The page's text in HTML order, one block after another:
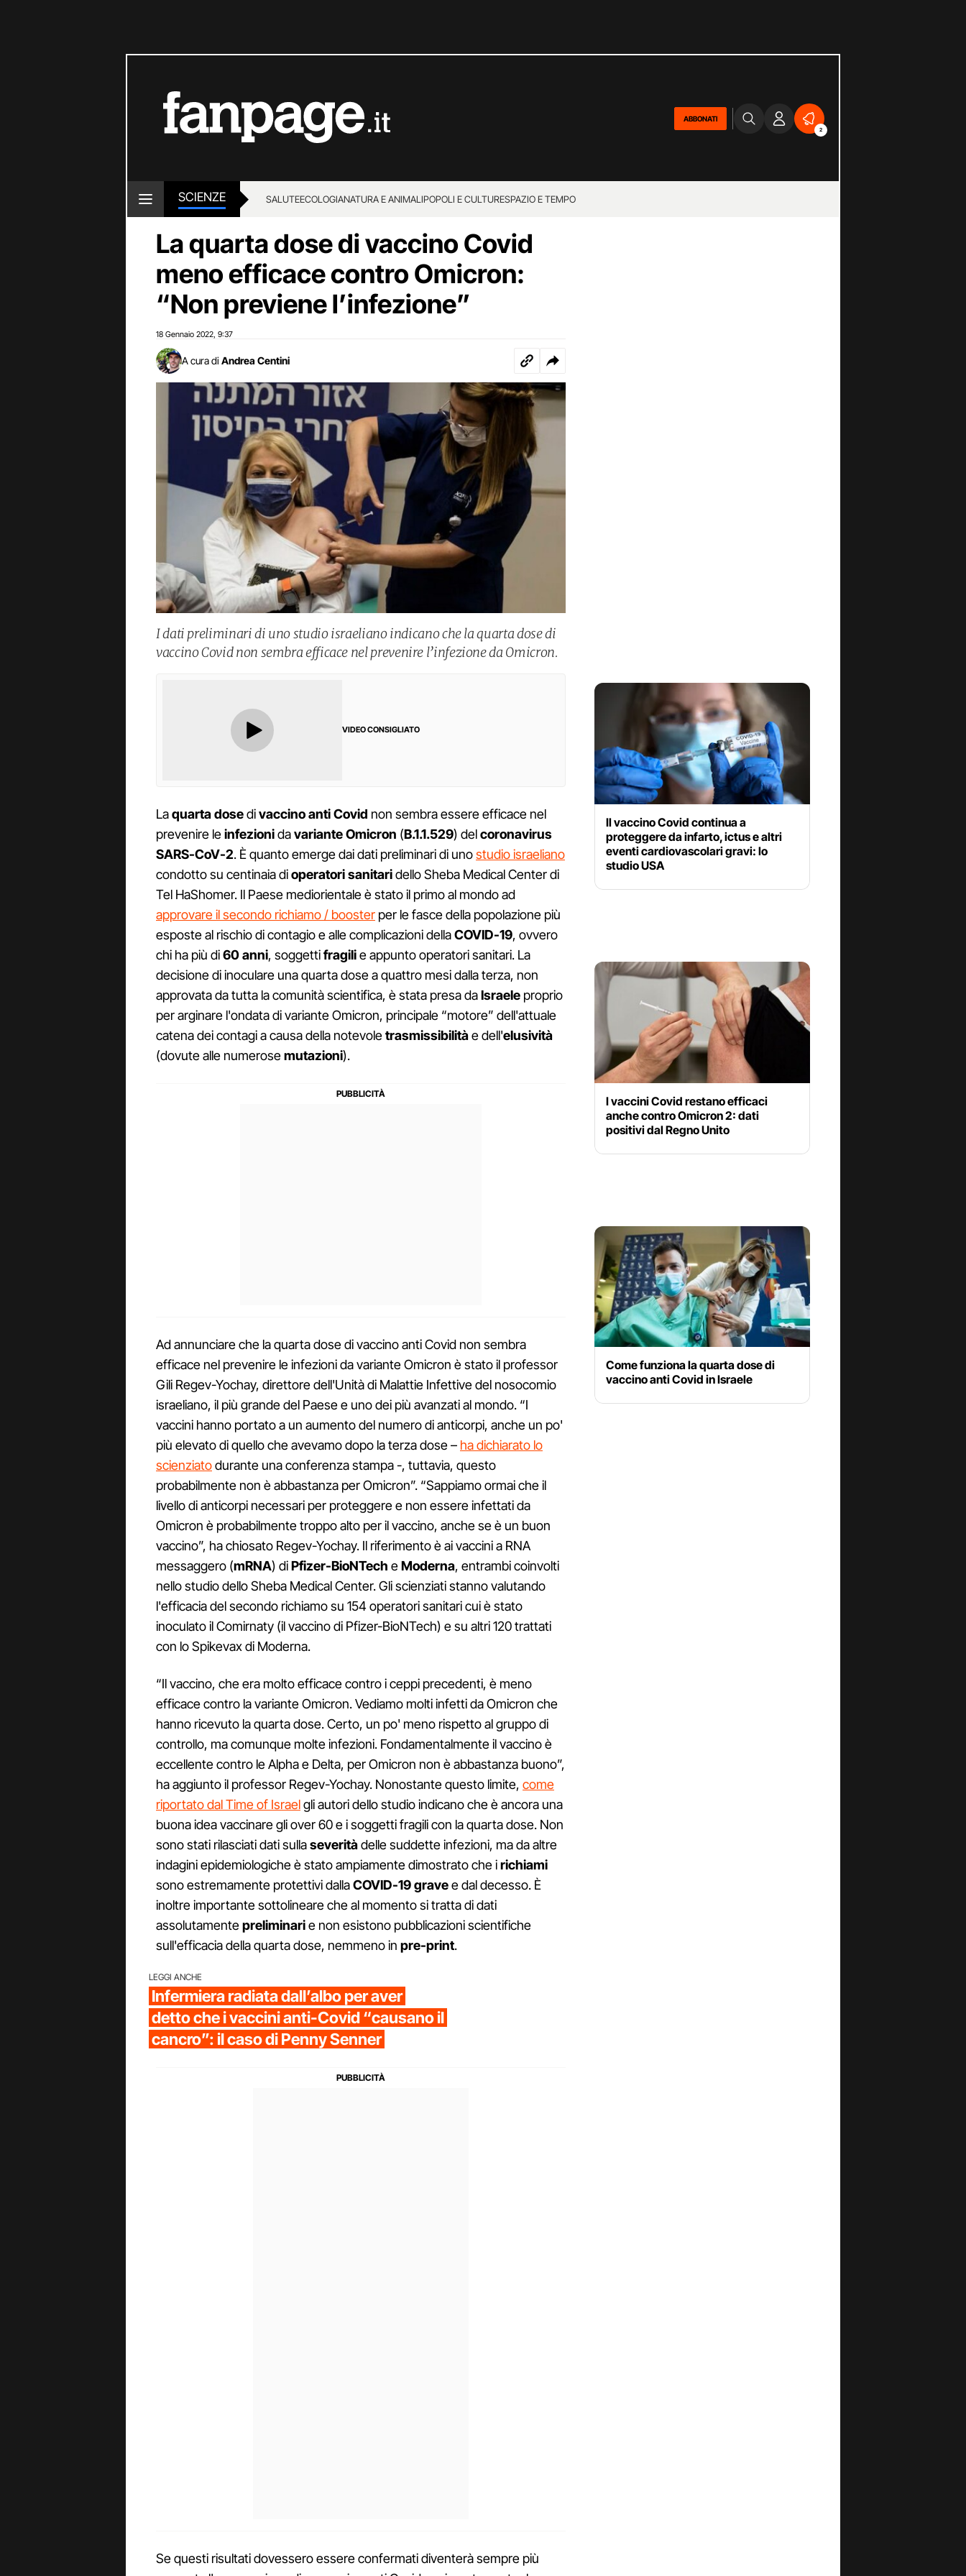
ABBONATI
2
SCIENZE SALUTEECOLOGIANATURA E ANIMALIPOPOLI E CULTURESPAZIO E TEMPO
La quarta dose di vaccino Covid
meno efficace contro Omicron:
“Non previene l’infezione”
18 Gennaio 2022 9:37
A cura di Andrea Centini
I dati preliminari di uno studio israeliano indicano che la quarta dose di
vaccino Covid non sembra efficace nel prevenire l’infezione da Omicron.
VIDEO CONSIGLIATO
Laquarta dosedivaccino anti Covid non sembra essere efficace nel
prevenire leinfezionidavariante Omicron (B.1.1.529) delcoronavirus
SARS-CoV-2. È quanto emerge dai dati preliminari di unostudio israeliano
condotto su centinaia dioperatori sanitaridello Sheba Medical Center di
Tel HaShomer. Il Paese mediorientale è stato il primo al mondo ad
approvare il secondo richiamo / booster per le fasce della popolazione più
esposte al rischio di contagio e alle complicazioni dellaCOVID-19, ovvero
chi ha più di60 anni, soggettifragilie appunto operatori sanitari. La
decisione di inoculare una quarta dose a quattro mesi dalla terza, non
approvata da tutta la comunità scientifica, è stata presa daIsraele proprio
per arginare l'ondata di variante Omicron, principale “motore” dell'attuale
catena dei contagi a causa della notevoletrasmissibilitàe dell'elusività
(dovute alle numerosemutazioni).
Ad annunciare che la quarta dose di vaccino anti Covid non sembra
efficace nel prevenire le infezioni da variante Omicron è stato il professor
Gili Regev-Yochay, direttore dell'Unità di Malattie Infettive del nosocomio
israeliano, il più grande del Paese e uno dei più avanzati al mondo. “I
vaccini hanno portato a un aumento del numero di anticorpi, anche un po'
più elevato di quello che avevamo dopo la terza dose – ha dichiarato lo
scienziatodurante una conferenza stampa -, tuttavia, questo
probabilmente non è abbastanza per Omicron”. “Sappiamo ormai che il
livello di anticorpi necessari per proteggere e non essere infettati da
Omicron è probabilmente troppo alto per il vaccino, anche se è un buon
vaccino”, ha chiosato Regev-Yochay. Il riferimento è ai vaccini a RNA
messaggero (mRNA) diPfizer-BioNTech eModerna, entrambi coinvolti
nello studio dello Sheba Medical Center. Gli scienziati stanno valutando
l'efficacia del secondo richiamo su 154 operatori sanitari cui è stato
inoculato il Comirnaty (il vaccino di Pfizer-BioNTech) e su altri 120 trattati
con lo Spikevax di Moderna.
“Il vaccino, che era molto efficace contro i ceppi precedenti, è meno
efficace contro la variante Omicron. Vediamo molti infetti da Omicron che
hanno ricevuto la quarta dose. Certo, un po' meno rispetto al gruppo di
controllo, ma comunque molte infezioni. Fondamentalmente il vaccino è
eccellente contro le Alpha e Delta, per Omicron non è abbastanza buono”,
ha aggiunto il professor Regev-Yochay. Nonostante questo limite, come
riportato dal Time of Israelgli autori dello studio indicano che è ancora una
buona idea vaccinare gli over 60 e i soggetti fragili con la quarta dose. Non
sono stati rilasciati dati sullaseveritàdelle suddette infezioni, ma da altre
indagini epidemiologiche è stato ampiamente dimostrato che irichiami
sono estremamente protettivi dallaCOVID-19 gravee dal decesso. È
inoltre importante sottolineare che al momento si tratta di dati
assolutamentepreliminarie non esistono pubblicazioni scientifiche
sull'efficacia della quarta dose, nemmeno in pre-print.
LEGGI ANCHE
Infermiera radiata dall’albo per aver
detto che i vaccini anti-Covid “causano il
cancro”: il caso di Penny Senner
Se questi risultati dovessero essere confermati diventerà sempre più
Il vaccino Covid continua a
proteggere da infarto, ictus e altri
eventi cardiovascolari gravi: lo
studio USA
I vaccini Covid restano efficaci
anche contro Omicron 2: dati
positivi dal Regno Unito
Come funziona la quarta dose di
vaccino anti Covid in Israele